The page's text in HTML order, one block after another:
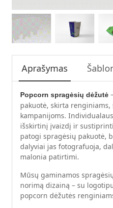
Aprašymas
Popcorn spragėsių dėžutė
pakuotė, skirta renginiams,
kampanijoms.
išskirtinį įvaizdį ir
patogi spragėsių pakuotė,
dalyviai jas fotografuoja,
malonia patirtimi.
Mūsų gaminamos
norimą dizainą – su
popcorn dėžutės